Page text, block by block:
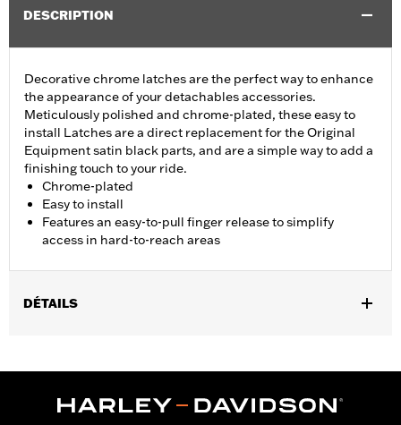
DESCRIPTION
Decorative chrome latches are the perfect way to enhance
the appearance of your detachables accessories.
Meticulously polished and chrome-plated, these easy to
install Latches are a direct replacement for the Original
Equipment satin black parts, and are a simple way to add a
finishing touch to your ride.
Chrome-plated
Easy to install
Features an easy-to-pull finger release to simplify
access in hard-to-reach areas
DÉTAILS
uprights and '25-later FLTRXRRSE). FLTRXSTSE models require
the additional purchase of Detachable Conversion Hardware Kit